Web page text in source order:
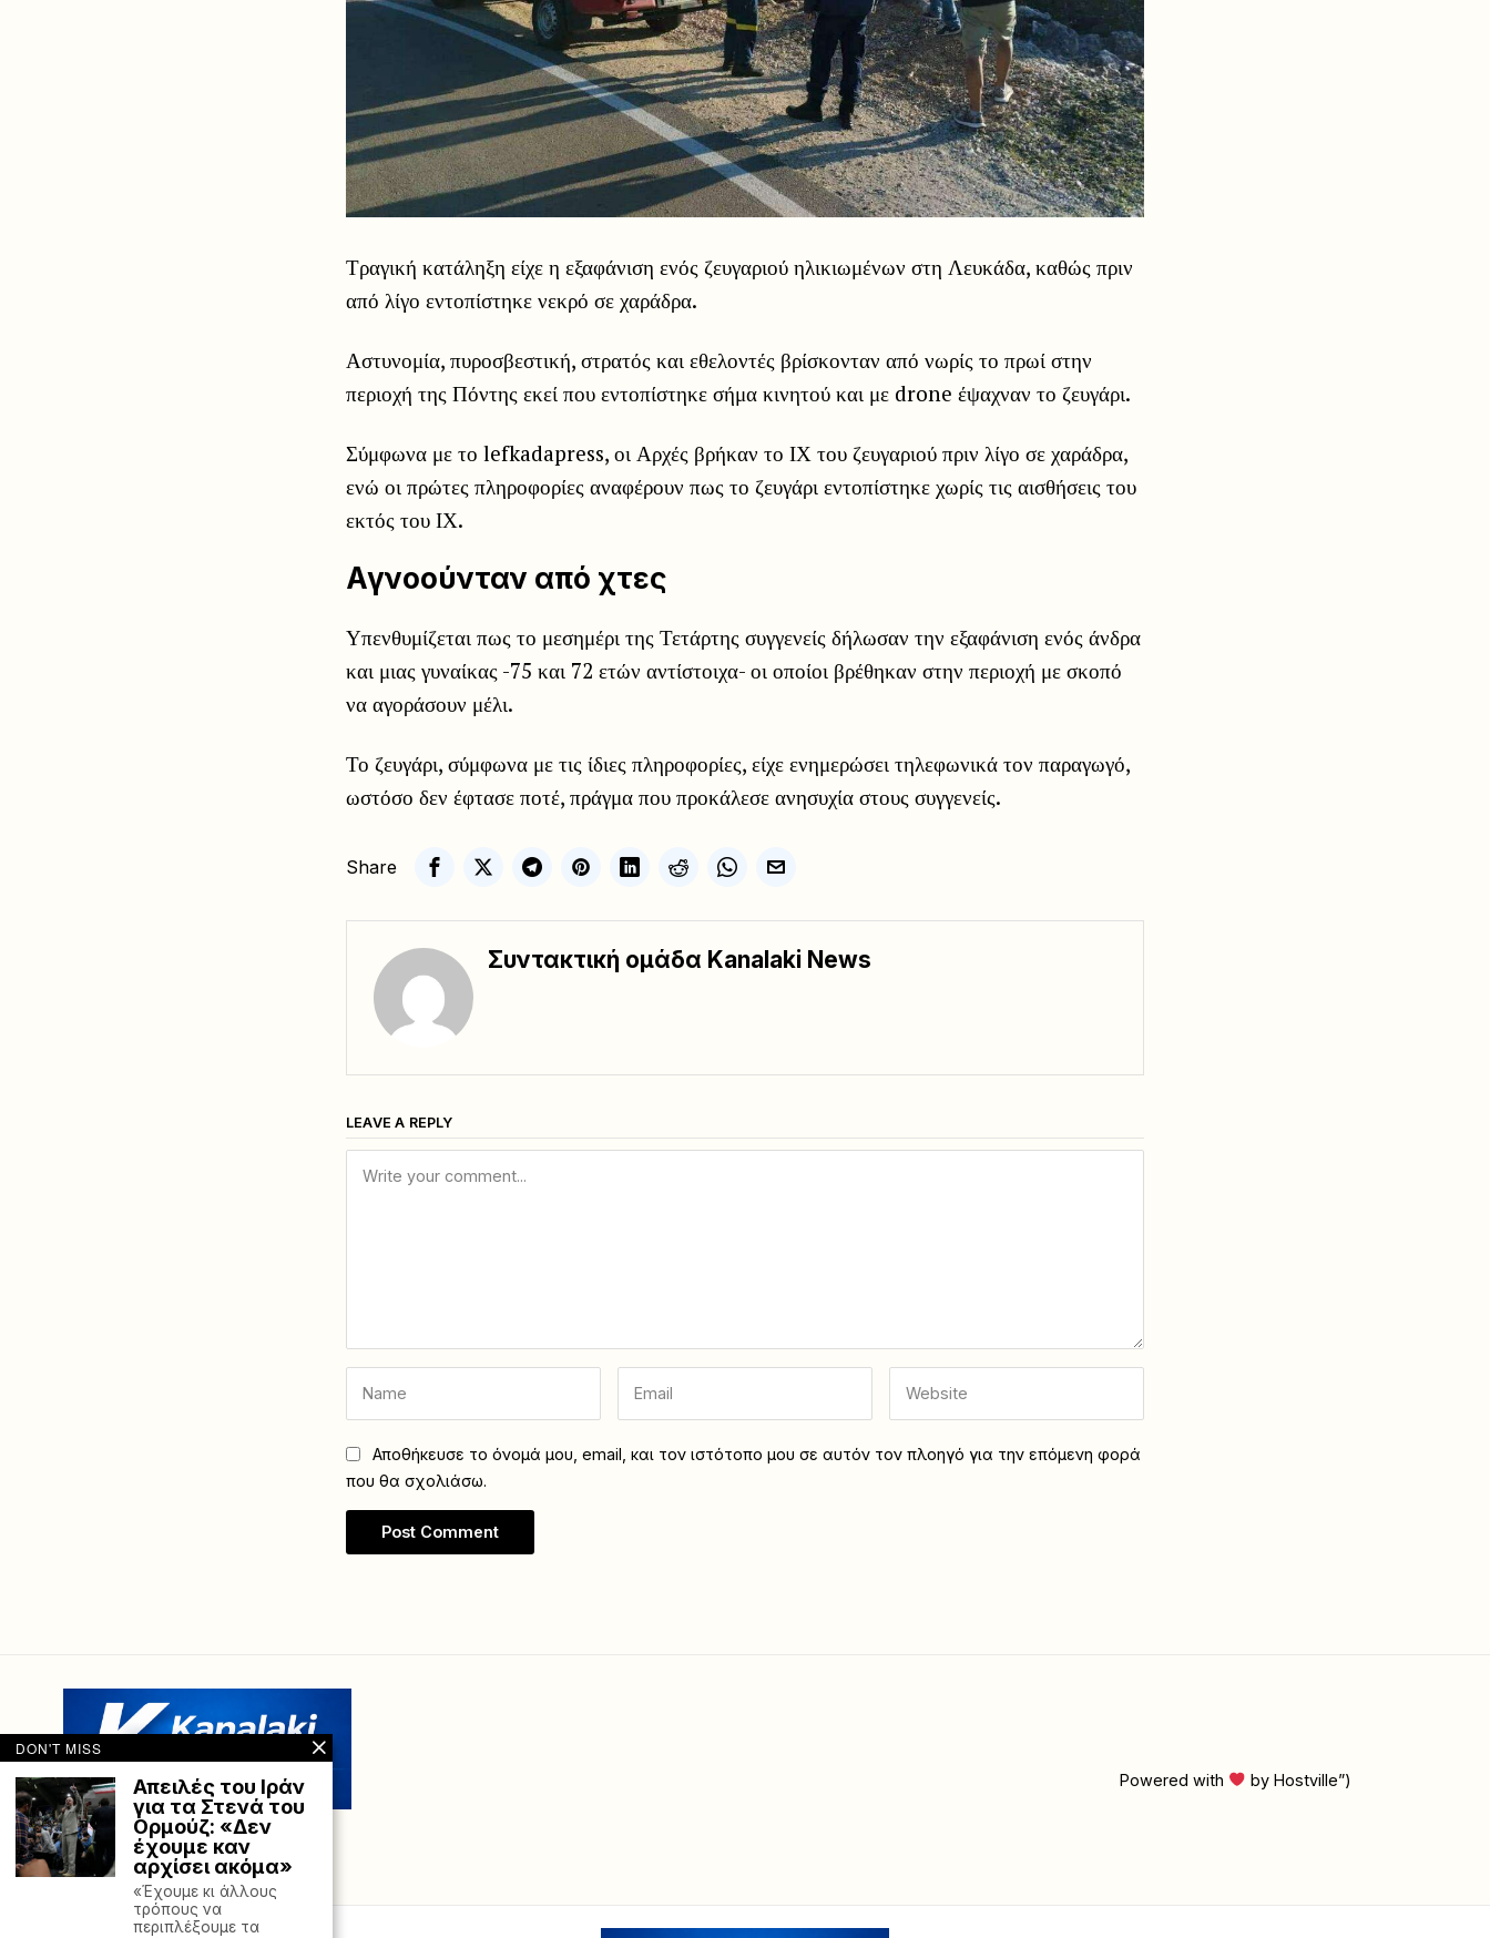
Τραγική κατάληξη είχε η εξαφάνιση ενός ζευγαριού ηλικιωμένων στη Λευκάδα, καθώς πριν
από λίγο εντοπίστηκε νεκρό σε χαράδρα.
Αστυνομία, πυροσβεστική, στρατός και εθελοντές βρίσκονταν από νωρίς το πρωί στην
περιοχή της Πόντης εκεί που εντοπίστηκε σήμα κινητού και με drone έψαχναν το ζευγάρι.
Σύμφωνα με το lefkadapress, οι Αρχές βρήκαν το ΙΧ του ζευγαριού πριν λίγο σε χαράδρα,
ενώ οι πρώτες πληροφορίες αναφέρουν πως το ζευγάρι εντοπίστηκε χωρίς τις αισθήσεις του
εκτός του ΙΧ.
Αγνοούνταν από χτες
Υπενθυμίζεται πως το μεσημέρι της Τετάρτης συγγενείς δήλωσαν την εξαφάνιση ενός άνδρα
και μιας γυναίκας -75 και 72 ετών αντίστοιχα- οι οποίοι βρέθηκαν στην περιοχή με σκοπό
να αγοράσουν μέλι.
Το ζευγάρι, σύμφωνα με τις ίδιες πληροφορίες, είχε ενημερώσει τηλεφωνικά τον παραγωγό,
ωστόσο δεν έφτασε ποτέ, πράγμα που προκάλεσε ανησυχία στους συγγενείς.
Share
Συντακτική ομάδα Kanalaki News
LEAVE A REPLY
Αποθήκευσε το όνομά μου, email, και τον ιστότοπο μου σε αυτόν τον πλοηγό για την επόμενη φορά
που θα σχολιάσω.
Powered with by Hostville”)
DON'T MISS
Απειλές του Ιράν
για τα Στενά του
Ορμούζ: «Δεν
έχουμε καν
αρχίσει ακόμα»
«Έχουμε κι άλλους
τρόπους να
περιπλέξουμε τα